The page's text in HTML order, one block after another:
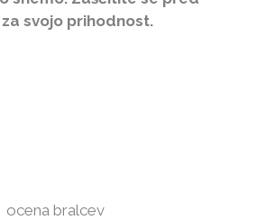
svojo prihodnost.
ocena bralcev